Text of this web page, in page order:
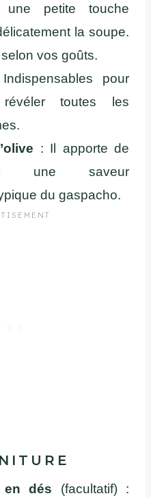
une petite touche
la soupe.
vos goûts.
pour
toutes les
: Il apporte de
et une saveur
du gaspacho.
dés (facultatif) :